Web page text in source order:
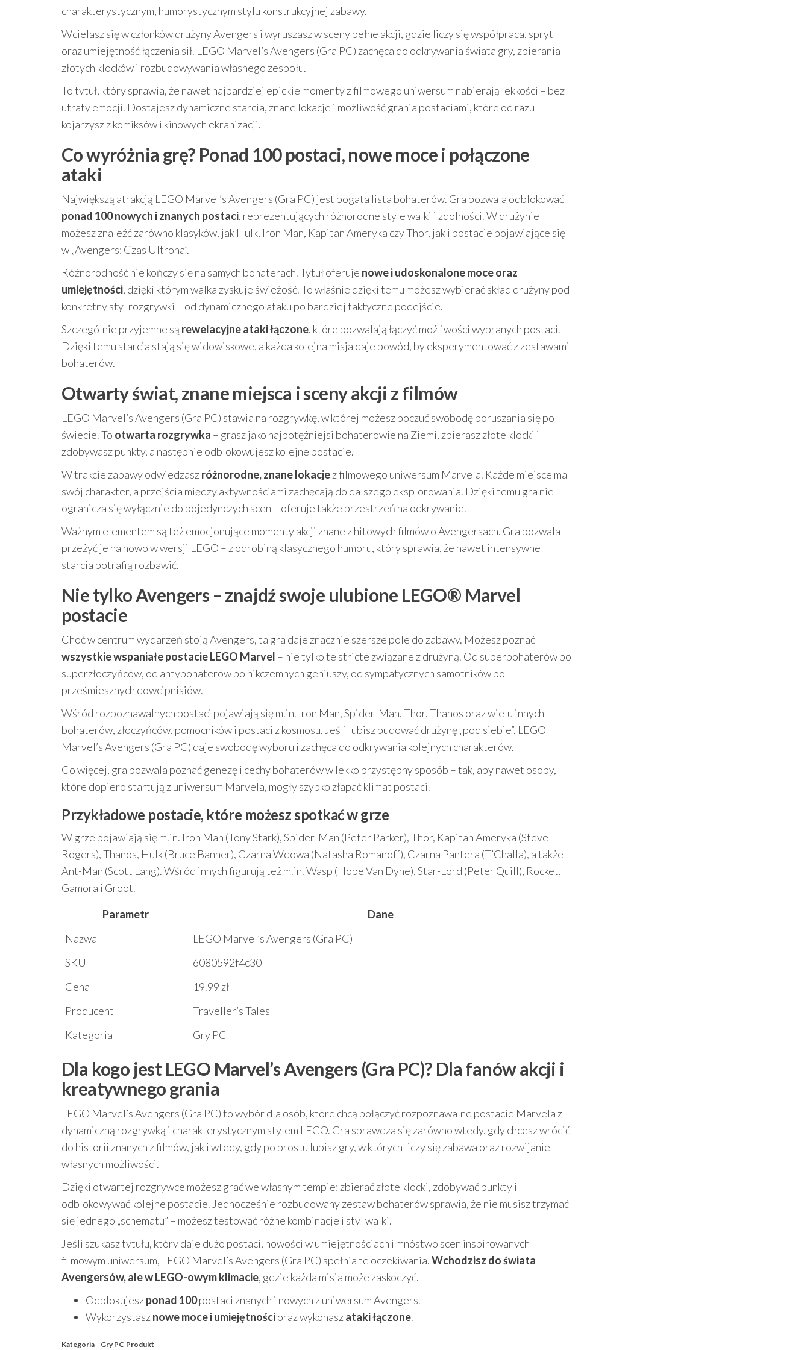
charakterystycznym, humorystycznym stylu konstrukcyjnej zabawy.
Wcielasz się w członków drużyny Avengers i wyruszasz w sceny pełne akcji, gdzie liczy się współpraca, spryt
oraz umiejętność łączenia sił. LEGO Marvel’s Avengers (Gra PC) zachęca do odkrywania świata gry, zbierania
złotych klocków i rozbudowywania własnego zespołu.
To tytuł, który sprawia, że nawet najbardziej epickie momenty z filmowego uniwersum nabierają lekkości – bez
utraty emocji. Dostajesz dynamiczne starcia, znane lokacje i możliwość grania postaciami, które od razu
kojarzysz z komiksów i kinowych ekranizacji.
Co wyróżnia grę? Ponad 100 postaci, nowe moce i połączone
ataki
Największą atrakcją LEGO Marvel’s Avengers (Gra PC) jest bogata lista bohaterów. Gra pozwala odblokować
ponad 100 nowych i znanych postaci, reprezentujących różnorodne style walki i zdolności. W drużynie
możesz znaleźć zarówno klasyków, jak Hulk, Iron Man, Kapitan Ameryka czy Thor, jak i postacie pojawiające się
w „Avengers: Czas Ultrona”.
Różnorodność nie kończy się na samych bohaterach. Tytuł oferuje nowe i udoskonalone moce oraz
umiejętności, dzięki którym walka zyskuje świeżość. To właśnie dzięki temu możesz wybierać skład drużyny pod
konkretny styl rozgrywki – od dynamicznego ataku po bardziej taktyczne podejście.
Szczególnie przyjemne są rewelacyjne ataki łączone, które pozwalają łączyć możliwości wybranych postaci.
Dzięki temu starcia stają się widowiskowe, a każda kolejna misja daje powód, by eksperymentować z zestawami
bohaterów.
Otwarty świat, znane miejsca i sceny akcji z filmów
LEGO Marvel’s Avengers (Gra PC) stawia na rozgrywkę, w której możesz poczuć swobodę poruszania się po
świecie. To otwarta rozgrywka – grasz jako najpotężniejsi bohaterowie na Ziemi, zbierasz złote klocki i
zdobywasz punkty, a następnie odblokowujesz kolejne postacie.
W trakcie zabawy odwiedzaszróżnorodne, znane lokacjez filmowego uniwersum Marvela. Każde miejsce ma
swój charakter, a przejścia między aktywnościami zachęcają do dalszego eksplorowania. Dzięki temu gra nie
ogranicza się wyłącznie do pojedynczych scen – oferuje także przestrzeń na odkrywanie.
Ważnym elementem są też emocjonujące momenty akcji znane z hitowych filmów o Avengersach. Gra pozwala
przeżyć je na nowo w wersji LEGO – z odrobiną klasycznego humoru, który sprawia, że nawet intensywne
starcia potrafią rozbawić.
Nie tylko Avengers – znajdź swoje ulubione LEGO® Marvel
postacie
Choć w centrum wydarzeń stoją Avengers, ta gra daje znacznie szersze pole do zabawy. Możesz poznać
wszystkie wspaniałe postacie LEGO Marvel – nie tylko te stricte związane z drużyną. Od superbohaterów po
superzłoczyńców, od antybohaterów po nikczemnych geniuszy, od sympatycznych samotników po
prześmiesznych dowcipnisiów.
Wśród rozpoznawalnych postaci pojawiają się m.in. Iron Man, Spider-Man, Thor, Thanos oraz wielu innych
bohaterów, złoczyńców, pomocników i postaci z kosmosu. Jeśli lubisz budować drużynę „pod siebie”, LEGO
Marvel’s Avengers (Gra PC) daje swobodę wyboru i zachęca do odkrywania kolejnych charakterów.
Co więcej, gra pozwala poznać genezę i cechy bohaterów w lekko przystępny sposób – tak, aby nawet osoby,
które dopiero startują z uniwersum Marvela, mogły szybko złapać klimat postaci.
Przykładowe postacie, które możesz spotkać w grze
W grze pojawiają się m.in. Iron Man (Tony Stark), Spider-Man (Peter Parker), Thor, Kapitan Ameryka (Steve
Rogers), Thanos, Hulk (Bruce Banner), Czarna Wdowa (Natasha Romanoff), Czarna Pantera (T’Challa), a także
Ant-Man (Scott Lang). Wśród innych figurują też m.in. Wasp (Hope Van Dyne), Star-Lord (Peter Quill), Rocket,
Gamora i Groot.
Parametr
Dane
Nazwa
LEGO Marvel’s Avengers (Gra PC)
SKU
6080592f4c30
Cena
19.99 zł
Producent
Traveller’s Tales
Kategoria
Gry PC
Dla kogo jest LEGO Marvel’s Avengers (Gra PC)? Dla fanów akcji i
kreatywnego grania
LEGO Marvel’s Avengers (Gra PC) to wybór dla osób, które chcą połączyć rozpoznawalne postacie Marvela z
dynamiczną rozgrywką i charakterystycznym stylem LEGO. Gra sprawdza się zarówno wtedy, gdy chcesz wrócić
do historii znanych z filmów, jak i wtedy, gdy po prostu lubisz gry, w których liczy się zabawa oraz rozwijanie
własnych możliwości.
Dzięki otwartej rozgrywce możesz grać we własnym tempie: zbierać złote klocki, zdobywać punkty i
odblokowywać kolejne postacie. Jednocześnie rozbudowany zestaw bohaterów sprawia, że nie musisz trzymać
się jednego „schematu” – możesz testować różne kombinacje i styl walki.
Jeśli szukasz tytułu, który daje dużo postaci, nowości w umiejętnościach i mnóstwo scen inspirowanych
filmowym uniwersum, LEGO Marvel’s Avengers (Gra PC) spełnia te oczekiwania.Wchodzisz do świata
Avengersów, ale w LEGO-owym klimacie, gdzie każda misja może zaskoczyć.
Odblokujeszponad 100postaci znanych i nowych z uniwersum Avengers.
Wykorzystasznowe moce i umiejętnościoraz wykonaszataki łączone.
Kategoria Gry PC Produkt